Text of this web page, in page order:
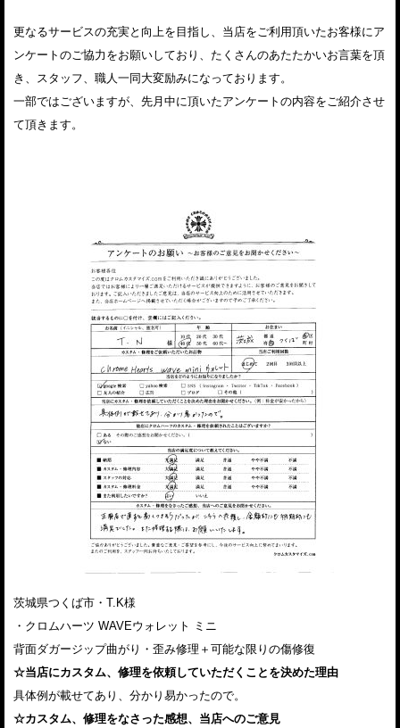
更なるサービスの充実と向上を目指し、当店をご利用頂いたお客様にア
ンケートのご協力をお願いしており、たくさんのあたたかいお言葉を頂
き、スタッフ、職人一同大変励みになっております。
一部ではございますが、先月中に頂いたアンケートの内容をご紹介させ
て頂きます。
茨城県つくば市・T.K様
・クロムハーツ WAVEウォレット ミニ
背面ダガージップ曲がり・歪み修理＋可能な限りの傷修復
☆当店にカスタム、修理を依頼していただくことを決めた理由
具体例が載せてあり、分かり易かったので。
☆カスタム、修理をなさった感想、当店へのご意見